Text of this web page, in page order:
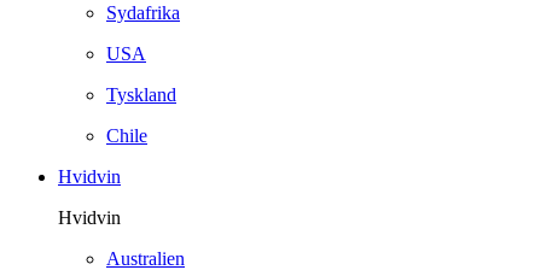
Sydafrika
USA
Tyskland
Chile
Hvidvin
Hvidvin
Australien